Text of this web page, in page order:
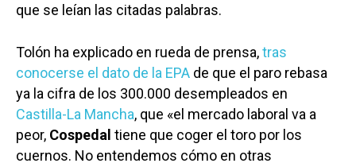
que se leían las citadas palabras.
Tolón ha explicado en rueda de prensa,tras
conocerse el dato de la EPA de que el paro rebasa
ya la cifra de los 300.000 desempleados en
Castilla-La Mancha, que «el mercado laboral va a
peor, Cospedal tiene que coger el toro por los
cuernos. No entendemos cómo en otras